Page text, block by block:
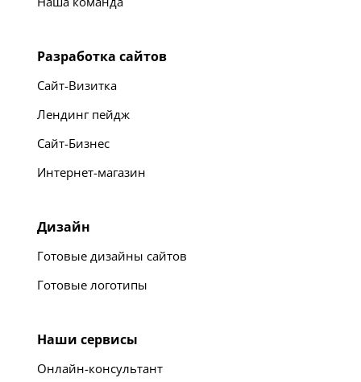
Разработка сайтов
Сайт-Визитка
Лендинг пейдж
Сайт-Бизнес
Интернет-магазин
Дизайн
Готовые дизайны сайтов
Готовые логотипы
Наши сервисы
Онлайн-консультант